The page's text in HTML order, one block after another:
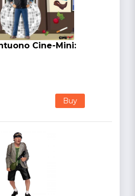
Cine-Mini:
Buy